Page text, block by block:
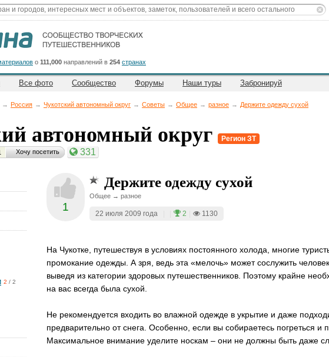
о 111,000 направлений в 254 странах
Все фото Сообщество Форумы Наши туры Забронируй
→ Россия → Чукотский автономный округ → Советы → Общее → разное → Держите одежду сухой
автономный округ Регион ЗТ
Хочу посетить 331
2 / 2
1
Держите одежду сухой
Общее → разное
22 июля 2009 года 2 1130
На Чукотке, путешествуя в условиях постоянного холода, многие
промокание одежды. А зря, ведь эта «мелочь» может сослужить
выведя из категории здоровых путешественников. Поэтому крайне
на вас всегда была сухой.
Не рекомендуется входить во влажной одежде в укрытие и даже
предварительно от снега. Особенно, если вы собираетесь погреться и
Максимальное внимание уделите носкам – они не должны быть даже